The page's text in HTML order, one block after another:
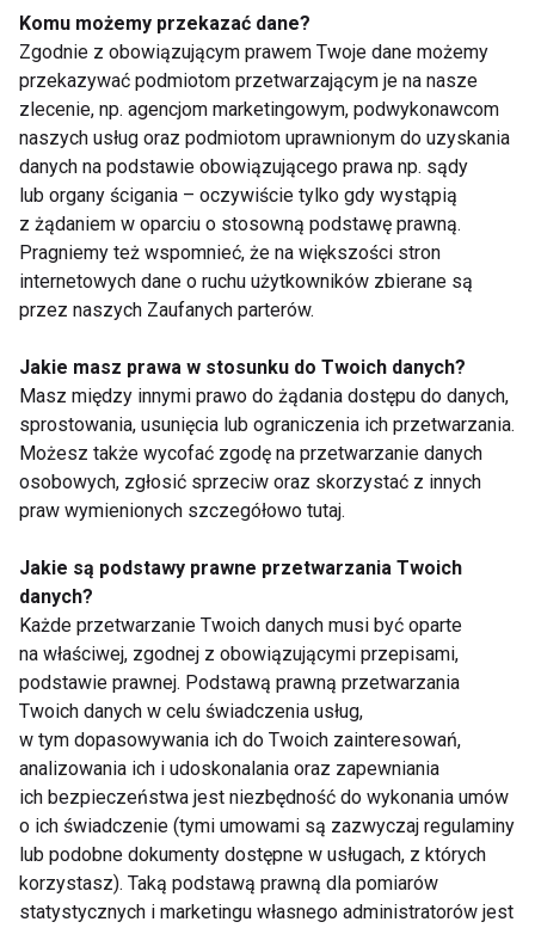
jesieni
Cała Polska tańczy
Banto Fitness
Z Zumba Fitness po
zdrowie - pobiją
rekord?
Strój do tańca - jak go
wybrać?
Jak wybrać baletki
gimnastyczne?
Wywiad z terapeutką
tańcem i ruchem Olgą
Mieszczanek
Warunki uczestnictwa
w kursie na instruktora
tańca
Pokaż więcej
Komu możemy przekazać dane?
Zgodnie z obowiązującym prawem Twoje dane możemy
przekazywać podmiotom przetwarzającym je na nasze
zlecenie, np. agencjom marketingowym, podwykonawcom
naszych usług oraz podmiotom uprawnionym do uzyskania
danych na podstawie obowiązującego prawa np. sądy
lub organy ścigania – oczywiście tylko gdy wystąpią
z żądaniem w oparciu o stosowną podstawę prawną.
Pragniemy też wspomnieć, że na większości stron
internetowych dane o ruchu użytkowników zbierane są
przez naszych Zaufanych parterów.
Jakie masz prawa w stosunku do Twoich danych?
Masz między innymi prawo do żądania dostępu do danych,
sprostowania, usunięcia lub ograniczenia ich przetwarzania.
Możesz także wycofać zgodę na przetwarzanie danych
osobowych, zgłosić sprzeciw oraz skorzystać z innych
praw wymienionych szczegółowo tutaj.
Jakie są podstawy prawne przetwarzania Twoich
danych?
Każde przetwarzanie Twoich danych musi być oparte
na właściwej, zgodnej z obowiązującymi przepisami,
podstawie prawnej. Podstawą prawną przetwarzania
Twoich danych w celu świadczenia usług,
w tym dopasowywania ich do Twoich zainteresowań,
analizowania ich i udoskonalania oraz zapewniania
ich bezpieczeństwa jest niezbędność do wykonania umów
o ich świadczenie (tymi umowami są zazwyczaj regulaminy
lub podobne dokumenty dostępne w usługach, z których
korzystasz). Taką podstawą prawną dla pomiarów
statystycznych i marketingu własnego administratorów jest